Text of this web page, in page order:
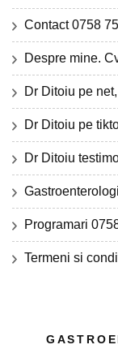
Contact 0758
Despre mine.
Dr Ditoiu pe
Dr Ditoiu pe
Dr Ditoiu
Programari
Termeni si